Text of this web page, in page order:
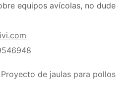
equipos avícolas, no dude
Proyecto de jaulas para pollos